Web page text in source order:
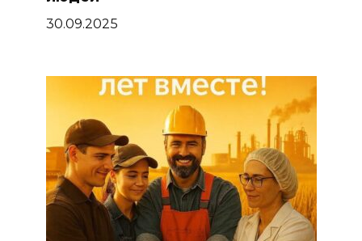
30.09.2025